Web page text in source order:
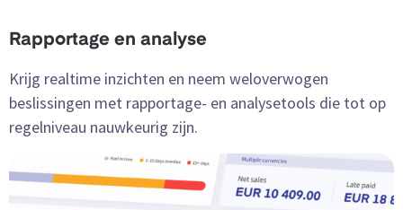
Rapportage en analyse
Krijg realtime inzichten en neem weloverwogen
beslissingen met rapportage- en analysetools die tot op
regelniveau nauwkeurig zijn.